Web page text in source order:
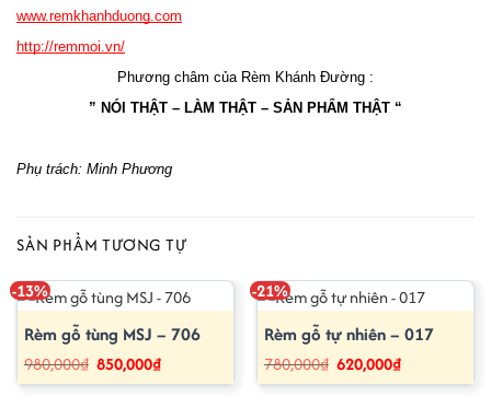
www.remkhanhduong.com
http://remmoi.vn/
Phương châm của Rèm Khánh Đường :
” NÓI THẬT – LÀM THẬT – SẢN PHẨM THẬT “
Phụ trách: Minh Phương
SẢN PHẨM TƯƠNG TỰ
-13%
Rèm gỗ tùng MSJ – 706
980,000₫ Giá
gốc
là:
850,000₫Giá
hiện
tại
-21%
Rèm gỗ tự nhiên – 017
780,000₫ Giá
gốc
là:
620,000₫Giá
hiện
tại